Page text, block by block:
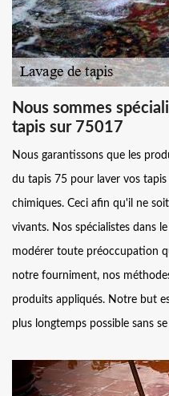
Nous sommes
tapis sur 75017
Nous garantissons que les
du tapis 75 pour laver vos
chimiques. Ceci afin qu'il ne
vivants. Nos spécialistes dans
modérer toute préoccupation
notre fourniment, nos
produits appliqués. Notre but
plus longtemps possible sans